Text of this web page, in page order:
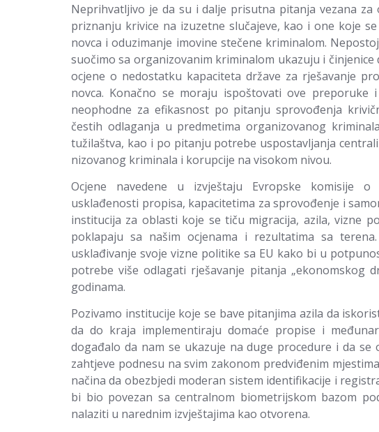
Neprihvatljivo je da su i dalje prisutna pitanja vezana
priznanju krivice na izuzetne slučajeve, kao i one koje
novca i oduzimanje imovine stečene kriminalom.
suočimo sa organizovanim kriminalom ukazuju i činjenice
ocjene o nedostatku kapaciteta države za rješavanje
novca. Konačno se moraju ispoštovati ove
neophodne za efikasnost po pitanju sprovođenja
čestih odlaganja u predmetima organizovanog
tužilaštva, kao i po pitanju potrebe uspostavljanja
nizovanog kriminala i korupcije na visokom nivou.
Ocjene navedene u izvještaju Evropske komisije o
usklađenosti propisa, kapacitetima za sprovođenje i
institucija za oblasti koje se tiču migracija, azila, vizne
poklapaju sa našim ocjenama i rezultatima sa
usklađivanje svoje vizne politike sa EU kako bi u
potrebe više odlagati rješavanje pitanja „ekonomskog
godinama.
Pozivamo institucije koje se bave pitanjima azila da
da do kraja implementiraju domaće propise i
događalo da nam se ukazuje na duge procedure i da se
zahtjeve podnesu na svim zakonom predviđenim
načina da obezbjedi moderan sistem identifikacije i
bi bio povezan sa centralnom biometrijskom bazom
nalaziti u narednim izvještajima kao otvorena.